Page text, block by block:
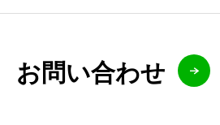
お問い合わせ